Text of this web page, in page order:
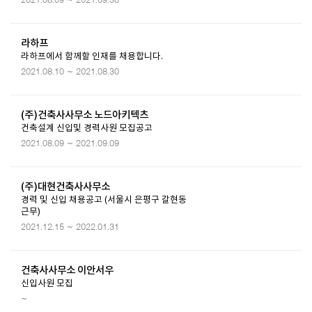
라하프
라하프에서 함께할 인재를 채용합니다.
2021.08.10 ~ 2021.08.30
(주)건축사사무소 노드아키텍츠
건축설계 신입및 경력사원 모집공고
2021.08.09 ~ 2021.09.09
(주)대현건축사사무소
경력 및 신입 채용공고 (서울시 은평구 갈현동
근무)
2021.12.15 ~ 2022.01.31
건축사사무소 이안서우
신입사원 모집
~